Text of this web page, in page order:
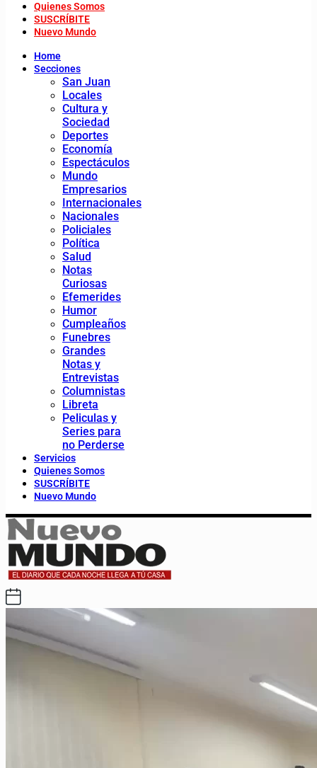
Quienes Somos
SUSCRÍBITE
Nuevo Mundo
Home
Secciones
San Juan
Locales
Cultura y
Sociedad
Deportes
Economía
Espectáculos
Mundo
Empresarios
Internacionales
Nacionales
Policiales
Política
Salud
Notas
Curiosas
Efemerides
Humor
Cumpleaños
Funebres
Grandes
Notas y
Entrevistas
Columnistas
Libreta
Peliculas y
Series para
no Perderse
Servicios
Quienes Somos
SUSCRÍBITE
Nuevo Mundo